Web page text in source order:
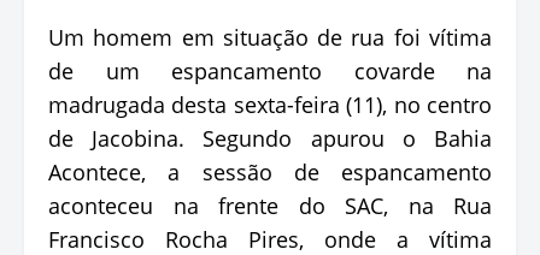
Um homem em situação de rua foi vítima
de um espancamento covarde na
madrugada desta sexta-feira (11), no centro
de Jacobina. Segundo apurou o Bahia
Acontece, a sessão de espancamento
aconteceu na frente do SAC, na Rua
Francisco Rocha Pires, onde a vítima